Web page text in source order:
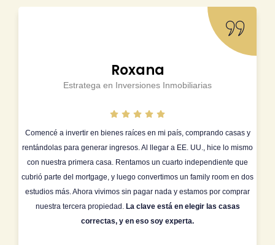
Roxana
Estratega en Inversiones Inmobiliarias
Comencé a invertir en bienes raíces en mi país, comprando casas y
rentándolas para generar ingresos. Al llegar a EE. UU., hice lo mismo
con nuestra primera casa. Rentamos un cuarto independiente que
cubrió parte del mortgage, y luego convertimos un family room en dos
estudios más. Ahora vivimos sin pagar nada y estamos por comprar
nuestra tercera propiedad. La clave está en elegir las casas
correctas, y en eso soy experta.